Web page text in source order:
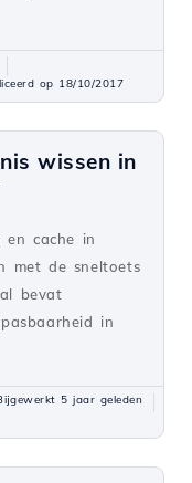
op 18/10/2017
wissen in
en cache in
met de sneltoets
bevat
in
5 jaar geleden